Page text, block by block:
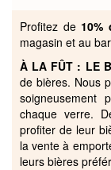
Profitez de 10%
magasin et au
À LA FÛT : LE
de bières. Nous
soigneusement
chaque verre.
profiter de leur
la vente à
leurs bières